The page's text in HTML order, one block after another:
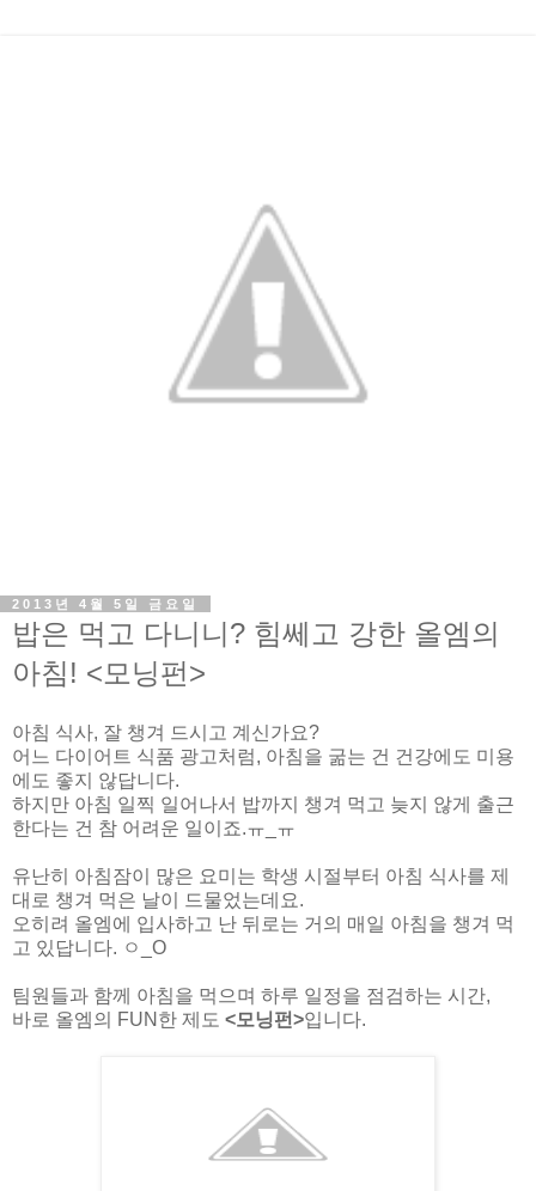
2013년 4월 5일 금요일
밥은 먹고 다니니? 힘쎄고 강한 올엠의
아침! <모닝펀>
아침 식사, 잘 챙겨 드시고 계신가요?
어느 다이어트 식품 광고처럼, 아침을 굶는 건 건강에도 미용
에도 좋지 않답니다.
하지만 아침 일찍 일어나서 밥까지 챙겨 먹고 늦지 않게 출근
한다는 건 참 어려운 일이죠.ㅠ_ㅠ
유난히 아침잠이 많은 요미는 학생 시절부터 아침 식사를 제
대로 챙겨 먹은 날이 드물었는데요.
오히려 올엠에 입사하고 난 뒤로는 거의 매일 아침을 챙겨 먹
고 있답니다. ㅇ_O
팀원들과 함께 아침을 먹으며 하루 일정을 점검하는 시간,
바로 올엠의 FUN한 제도 <모닝펀>입니다.